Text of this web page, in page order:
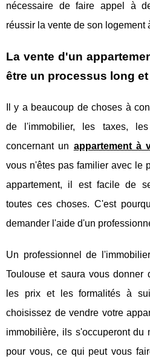
nécessaire de faire appel à
réussir la vente de son logement
La vente d'un
être un processus long
Il y a beaucoup de choses à
de l'immobilier, les taxes,
concernant un appartement à
vous n'êtes pas familier avec le
appartement, il est facile de
toutes ces choses. C'est
demander l'aide d'un
Un professionnel de
Toulouse et saura vous donner
les prix et les formalités à
choisissez de vendre votre
immobilière, ils s'occuperont du
pour vous, ce qui peut vous